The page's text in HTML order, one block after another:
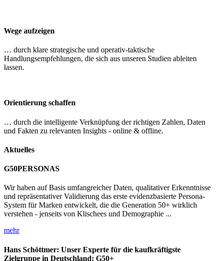
Wege aufzeigen
… durch klare strategische und operativ-taktische
Handlungsempfehlungen, die sich aus unseren Studien ableiten
lassen.
Orientierung schaffen
… durch die intelligente Verknüpfung der richtigen Zahlen, Daten
und Fakten zu relevanten Insights - online & offline.
Aktuelles
G50PERSONAS
Wir haben auf Basis umfangreicher Daten, qualitativer Erkenntnisse
und repräsentativer Validierung das erste evidenzbasierte Persona-
System für Marken entwickelt, die die Generation 50+ wirklich
verstehen - jenseits von Klischees und Demographie ...
mehr
Hans Schöttmer: Unser Experte für die kaufkräftigste
Zielgruppe in Deutschland: G50+